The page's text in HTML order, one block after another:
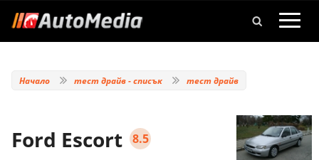
Начало тест драйв - списък тест драйв
Ford Escort 8.5